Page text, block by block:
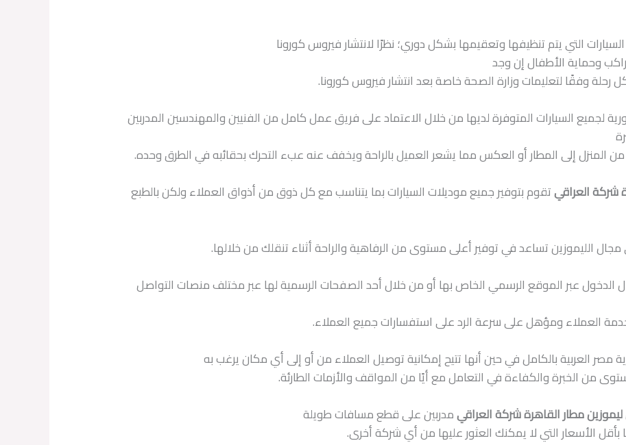
التي يتم تنظيفها وتعقيمها بشكل دوري؛ نظرًا لانتشار فيروس كورونا
وحماية الأطفال إن وجد
رحلة وفقًا لتعليمات وزارة الصحة خاصة بعد انتشار فيروس كورونا.
لجميع السيارات المتوفرة لديها من خلال الاعتماد على فريق عمل كامل من الفنيين والمهندسين المدربين
المنزل إلى المطار أو العكس مما يشعر العميل بالراحة ويخفف عنه عبء التحرك بحقائبه في الطرق وحده.
شركة العراقيتقوم بتوفير جميع موديلات السيارات بما يتناسب مع كل ذوق من أذواق العملاء ولكن بالطبع
الليموزين تساعد في توفير أعلى مستوى من الرفاهية والراحة أثناء تنقلك من خلالها.
الدخول عبر الموقع الرسمي الخاص بها أو من خلال أحد الصفحات الرسمية لها عبر مختلف منصات التواصل
العملاء ومؤهل على سرعة الرد على استفسارات جميع العملاء.
العربية بالكامل في حين أنها تتيح إمكانية توصيل العملاء من أو إلى أي مكان يرغب به
من الخبرة والكفاءة في التعامل مع أيًا من المواقف والأزمات الطارئة.
ليموزين مطار القاهرة شركة العراقيمدربين على قطع مسافات طويلة
الأسعار التي لا يمكنك العثور عليها من أي شركة أخرى.